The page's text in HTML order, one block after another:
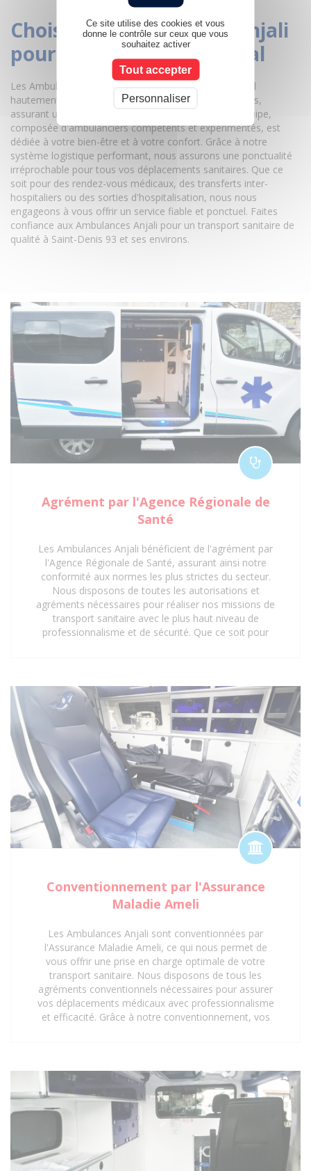
Choisir les ambulances Anjali
pour un transport médical
Les Ambulances Anjali, c'est la garantie d'un personnel
hautement qualifié et attentif à vos besoins spécifiques,
assurant un service personnalisé et humain. Notre équipe,
composée d'ambulanciers compétents et expérimentés, est
dédiée à votre bien-être et à votre confort. Grâce à notre
système logistique performant, nous assurons une ponctualité
irréprochable pour tous vos déplacements sanitaires. Que ce
soit pour des rendez-vous médicaux, des transferts inter-
hospitaliers ou des sorties d'hospitalisation, nous nous
engageons à vous offrir un service fiable et ponctuel. Faites
confiance aux Ambulances Anjali pour un transport sanitaire de
qualité à Saint-Denis 93 et ses environs.
Agrément par l'Agence Régionale de
Santé
Les Ambulances Anjali bénéficient de l'agrément par
l'Agence Régionale de Santé, assurant ainsi notre
conformité aux normes les plus strictes du secteur.
Nous disposons de toutes les autorisations et
agréments nécessaires pour réaliser nos missions de
transport sanitaire avec le plus haut niveau de
professionnalisme et de sécurité. Que ce soit pour
en charge optimale et réglementaire. Faites
confiance à notre expertise et à nos agréments pour
un service de transport sanitaire fiable et sécurisé à
Saint-Denis 93 et ses environs.
Conventionnement par l'Assurance
Maladie Ameli
Les Ambulances Anjali sont conventionnées par
l'Assurance Maladie Ameli, ce qui nous permet de
vous offrir une prise en charge optimale de votre
transport sanitaire. Nous disposons de tous les
agréments conventionnels nécessaires pour assurer
vos déplacements médicaux avec professionnalisme
et efficacité. Grâce à notre conventionnement, vos
supplémentaire. Faites confiance aux Ambulances
Anjali pour un service de transport sanitaire
conventionné et de qualité à Saint-Denis 93 et ses
environs.
Ce site utilise des cookies et vous
donne le contrôle sur ceux que vous
souhaitez activer
Tout accepter
Personnaliser